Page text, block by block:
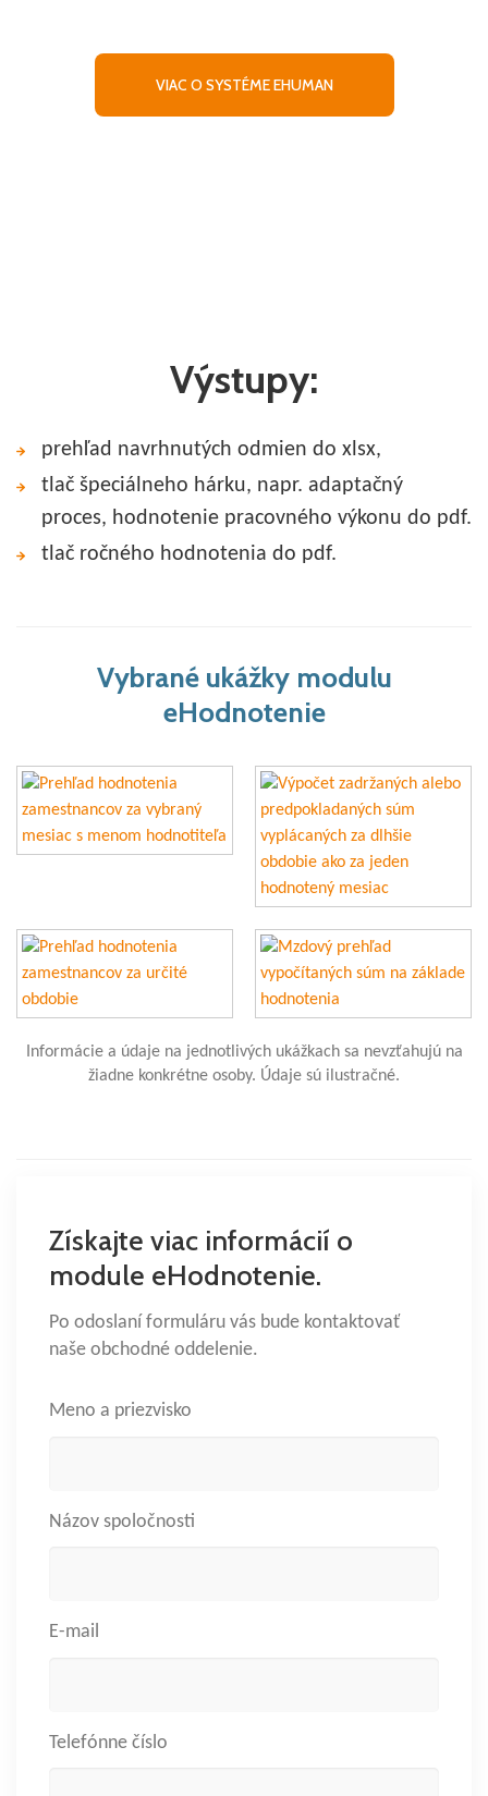
VIAC O SYSTÉME EHUMAN
Výstupy:
prehľad navrhnutých odmien do xlsx,
tlač špeciálneho hárku, napr. adaptačný
proces, hodnotenie pracovného výkonu do pdf.
tlač ročného hodnotenia do pdf.
Vybrané ukážky modulu
eHodnotenie
Informácie a údaje na jednotlivých ukážkach sa nevzťahujú na
žiadne konkrétne osoby. Údaje sú ilustračné.
Získajte viac informácií o
module eHodnotenie.
Po odoslaní formuláru vás bude kontaktovať
naše obchodné oddelenie.
Meno a priezvisko
Názov spoločnosti
E-mail
Telefónne číslo